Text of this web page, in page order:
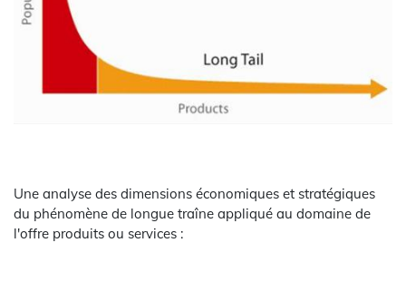
Une analyse des dimensions économiques et stratégiques
du phénomène de longue traîne appliqué au domaine de
l'offre produits ou services :